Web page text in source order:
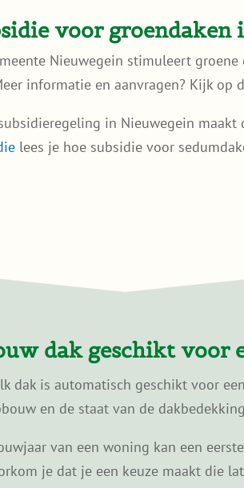
voor groendaken
Nieuwegein stimuleert
informatie en aanvragen? Kijk op
in Nieuwegein
lees je hoe subsidie voor
dak geschikt voor
dak is automatisch geschikt voor
en de staat van de
van een woning kan een
je dat je een keuze maakt die